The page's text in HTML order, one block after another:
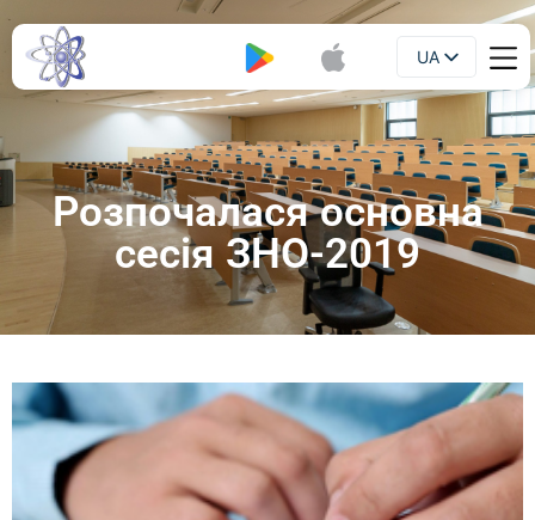
UA
EN
Розпочалася основна
сесія ЗНО-2019